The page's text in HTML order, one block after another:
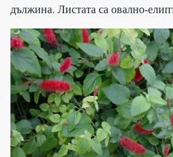
дължина. Листата са овално-